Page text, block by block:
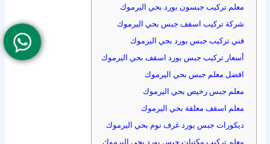
معلم تركيب جبسون بورد بحي اليرموك
شركة تركيب اسقف جبس بحي اليرموك
فني تركيب جبس بورد بحي اليرموك
أسعار تركيب جبس بورد اسقف بحي اليرموك
افضل معلم جبس بحي اليرموك
معلم جبس رخيص بحي اليرموك
معلم اسقف معلقة بحي اليرموك
ديكورات جبس بورد غرف نوم بحي اليرموك
معلم تركيب مكتبات جبس بورد بحي اليرموك